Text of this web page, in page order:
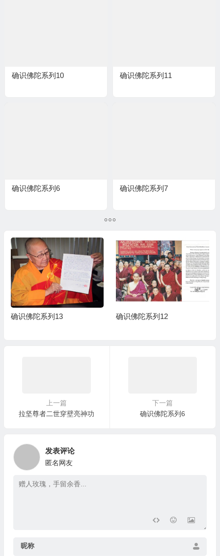
确识佛陀系列10 确识佛陀系列11
确识佛陀系列6 确识佛陀系列7
确识佛陀系列13 确识佛陀系列12
上一篇
拉坚尊者二世穿壁亮神功
下一篇
确识佛陀系列6
发表评论
匿名网友
昵称